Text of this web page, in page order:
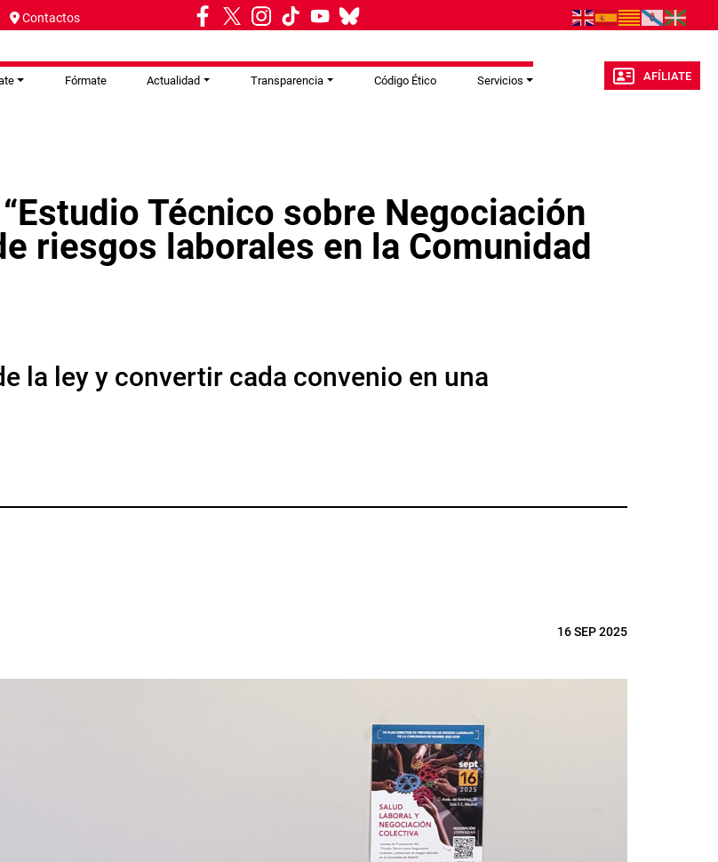
Contactos
Fórmate Actualidad Transparencia Código Ético Servicios AFÍLIATE
Técnico sobre Negociación
riesgos laborales en la Comunidad
la ley y convertir cada convenio en una
16 SEP 2025